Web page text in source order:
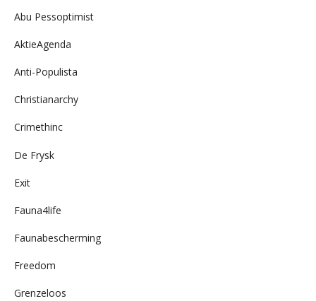
Abu Pessoptimist
AktieAgenda
Anti-Populista
Christianarchy
Crimethinc
De Frysk
Exit
Fauna4life
Faunabescherming
Freedom
Grenzeloos